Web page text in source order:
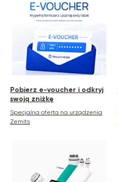
Pobierz e-voucher i odkryj
swoją zniżkę
Specjalna oferta na urządzenia
Zemits